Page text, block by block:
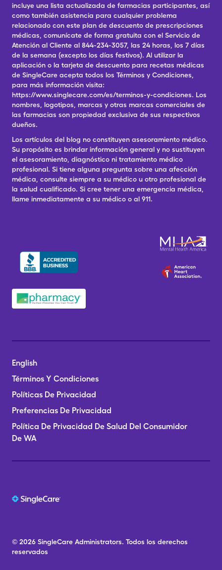
incluye una lista actualizada de farmacias participantes, así
como también asistencia para cualquier problema
relacionado con este plan de descuento de prescripciones
médicas, comunícate de forma gratuita con el Servicio de
Atención al Cliente al 844-234-3057, las 24 horas, los 7 días
de la semana (excepto los días festivos). Al utilizar la
aplicación o la tarjeta de descuento para recetas médicas
de SingleCare acepta todos los Términos y Condiciones,
para más información visita:
https://www.singlecare.com/es/terminos-y-condiciones. Los
nombres, logotipos, marcas y otras marcas comerciales de
las farmacias son propiedad exclusiva de sus respectivos
dueños.
Los artículos del blog no constituyen asesoramiento médico.
Su propósito es brindar información general y no sustituyen
el asesoramiento, diagnóstico ni tratamiento médico
profesional. Si tiene alguna pregunta sobre una afección
médica, consulte siempre a su médico u otro profesional de
la salud cualificado. Si cree tener una emergencia médica,
llame inmediatamente a su médico o al 911.
English
Términos Y Condiciones
Políticas De Privacidad
Preferencias De Privacidad
Política De Privacidad De Salud Del Consumidor
De WA
© 2026 SingleCare Administrators. Todos los derechos
reservados